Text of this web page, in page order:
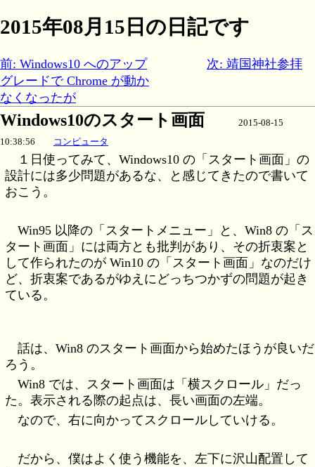
2015年08月15日の日記です
前: Windows10 へのアップ
グレードで Chrome が動か
なくなったが
次: 靖国神社参拝
Windows10のスタート画面
2015-08-15
10:38:56
コンピュータ
１日使ってみて、Windows10 の「スタート画面」の
設計には多少問題があるな、と感じてきたので書いて
おこう。
Win95 以降の「スタートメニュー」と、Win8 の「ス
タート画面」には両方とも批判があり、その折衷案と
して作られたのが Win10 の「スタート画面」なのだけ
ど、折衷案であるがゆえにどっちつかずの問題が起き
ている。
話は、Win8 のスタート画面から始めたほうが良いだ
ろう。
Win8 では、スタート画面は「横スクロール」だっ
た。表示される際の起点は、長い画面の左端。
なので、右に向かってスクロールしていける。
だから、僕はよく使う機能を、左下に沢山配置して